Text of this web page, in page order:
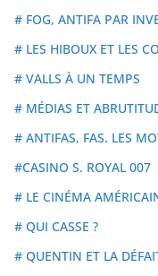
# FOG, ANTIFA PAR
# LES HIBOUX ET LES
# VALLS À UN TEMPS
# MÉDIAS ET
# ANTIFAS, FAS. LES
#CASINO S. ROYAL 007
# LE CINÉMA
# QUI CASSE ?
# QUENTIN ET LA